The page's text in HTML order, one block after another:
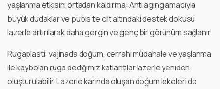
yaşlanma etkisini ortadan kaldırma: Anti aging amacıyla
büyük dudaklar ve pubis te cilt altındaki destek dokusu
lazerle artırılarak daha gergin ve genç bir görünüm sağlanır.
Rugaplasti: vajinada doğum, cerrahi müdahale ve yaşlanma
ile kaybolan ruga dediğimiz katlantılar lazerle yeniden
oluşturulabilir. Lazerle karında oluşan doğum lekeleri de